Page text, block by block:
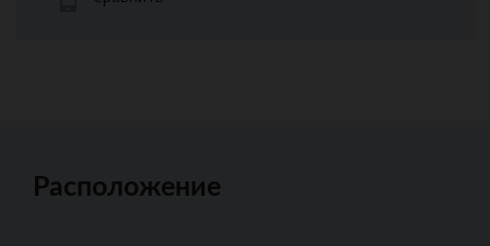
Расположение